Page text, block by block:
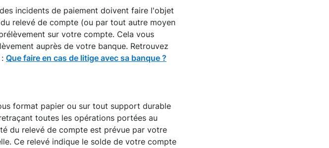
incidents de paiement doivent faire l'objet
relevé de compte (ou par tout autre moyen
sur votre compte. Cela vous
auprès de votre banque. Retrouvez
Que faire en cas de litige avec sa banque ?
format papier ou sur tout support durable
toutes les opérations portées au
du relevé de compte est prévue par votre
Ce relevé indique le solde de votre compte